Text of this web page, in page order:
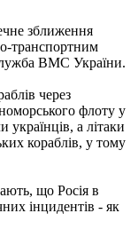
зближення
транспортним
ВМС України.
через
флоту у
а літаки
кораблів, у тому
що Росія в
інцидентів - як